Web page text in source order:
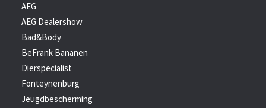
AEG
AEG Dealershow
Bad&Body
BeFrank Bananen
Dierspecialist
Fonteynenburg
Jeugdbescherming